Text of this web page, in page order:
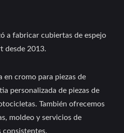
a fabricar cubiertas de espejo
desde 2013.
en cromo para piezas de
personalizada de piezas de
También ofrecemos
moldeo y servicios de
consistentes.